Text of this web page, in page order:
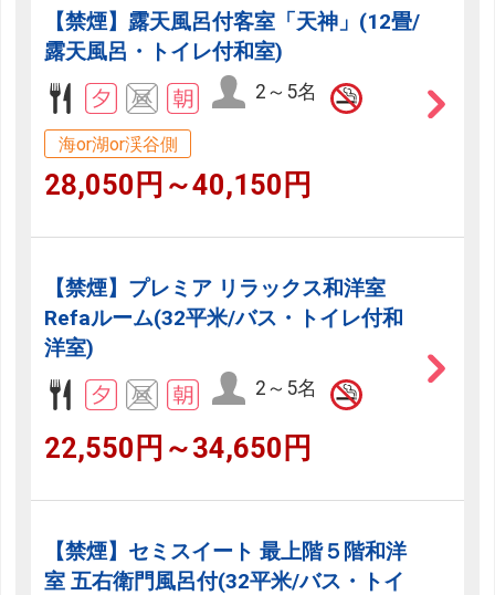
【禁煙】露天風呂付客室「天神」(12畳/
露天風呂・トイレ付和室)
2～5名
海or湖or渓谷側
28,050円～40,150円
【禁煙】プレミア リラックス和洋室
Refaルーム(32平米/バス・トイレ付和
洋室)
2～5名
22,550円～34,650円
【禁煙】セミスイート 最上階５階和洋
室 五右衛門風呂付(32平米/バス・トイ